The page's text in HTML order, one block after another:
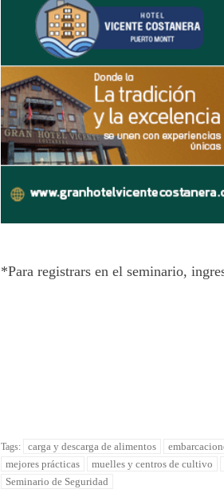
*Para registrars en el seminario,
Tags: carga y descarga de alimentos
mejores prácticas
muelles y centros de cultivo
Seminario de Seguridad